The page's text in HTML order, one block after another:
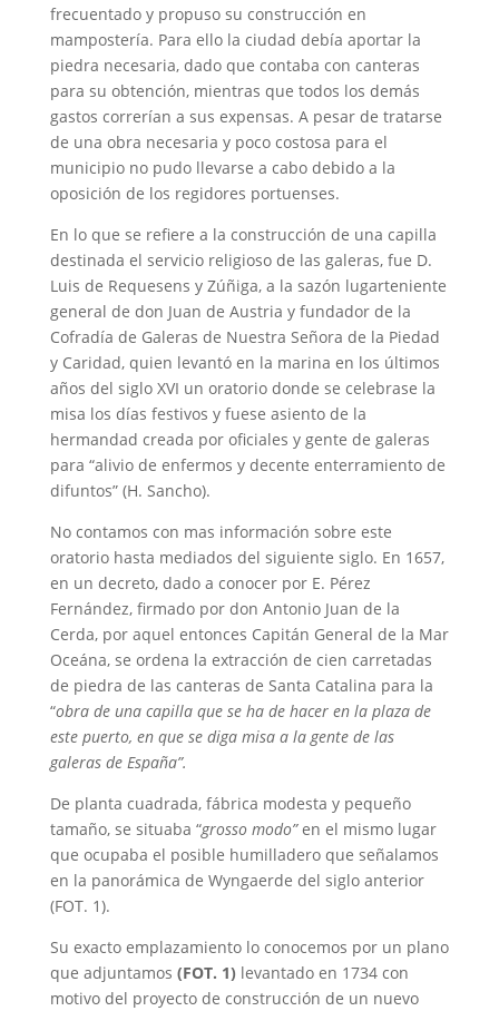
frecuentado y propuso su construcción en
mampostería. Para ello la ciudad debía aportar la
piedra necesaria, dado que contaba con canteras
para su obtención, mientras que todos los demás
gastos correrían a sus expensas. A pesar de tratarse
de una obra necesaria y poco costosa para el
municipio no pudo llevarse a cabo debido a la
oposición de los regidores portuenses.
En lo que se refiere a la construcción de una capilla
destinada el servicio religioso de las galeras, fue D.
Luis de Requesens y Zúñiga, a la sazón lugarteniente
general de don Juan de Austria y fundador de la
Cofradía de Galeras de Nuestra Señora de la Piedad
y Caridad, quien levantó en la marina en los últimos
años del siglo XVI un oratorio donde se celebrase la
misa los días festivos y fuese asiento de la
hermandad creada por oficiales y gente de galeras
para “alivio de enfermos y decente enterramiento de
difuntos” (H. Sancho).
No contamos con mas información sobre este
oratorio hasta mediados del siguiente siglo. En 1657,
en un decreto, dado a conocer por E. Pérez
Fernández, firmado por don Antonio Juan de la
Cerda, por aquel entonces Capitán General de la Mar
Oceána, se ordena la extracción de cien carretadas
de piedra de las canteras de Santa Catalina para la
“obra de una capilla que se ha de hacer en la plaza de
este puerto, en que se diga misa a la gente de las
galeras de España”.
De planta cuadrada, fábrica modesta y pequeño
tamaño, se situaba “grosso modo”en el mismo lugar
que ocupaba el posible humilladero que señalamos
en la panorámica de Wyngaerde del siglo anterior
(FOT. 1).
Su exacto emplazamiento lo conocemos por un plano
que adjuntamos (FOT. 1) levantado en 1734 con
motivo del proyecto de construcción de un nuevo